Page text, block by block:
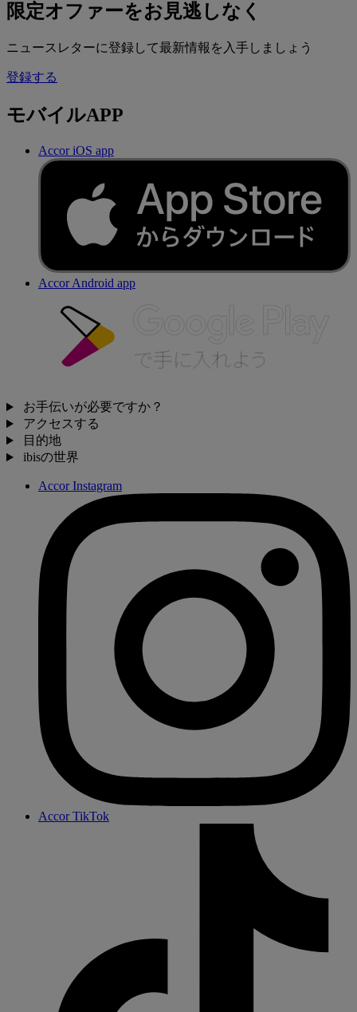
限定オファーをお見逃しなく
ニュースレターに登録して最新情報を入手しましょう
登録する
モバイルAPP
Accor iOS app
Accor Android app
お手伝いが必要ですか？
アクセスする
目的地
ibisの世界
Accor Instagram
Accor TikTok